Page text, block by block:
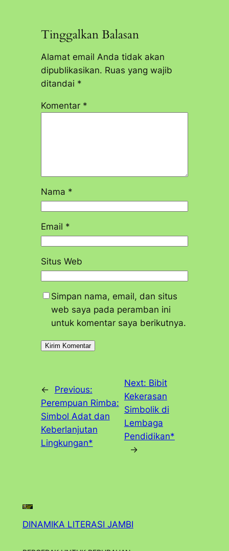
Tinggalkan Balasan
Alamat email Anda tidak akan
dipublikasikan. Ruas yang wajib
ditandai *
Komentar *
Nama *
Email *
Situs Web
Simpan nama, email, dan situs
web saya pada peramban ini
untuk komentar saya berikutnya.
←
Previous:
Perempuan Rimba:
Simbol Adat dan
Keberlanjutan
Lingkungan*
Next: Bibit
Kekerasan
Simbolik di
Lembaga
Pendidikan*
→
DINAMIKA LITERASI JAMBI